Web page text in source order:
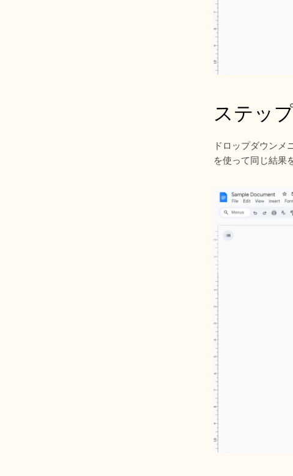
ステッ
ドロップダウンメ
を使って同じ結果